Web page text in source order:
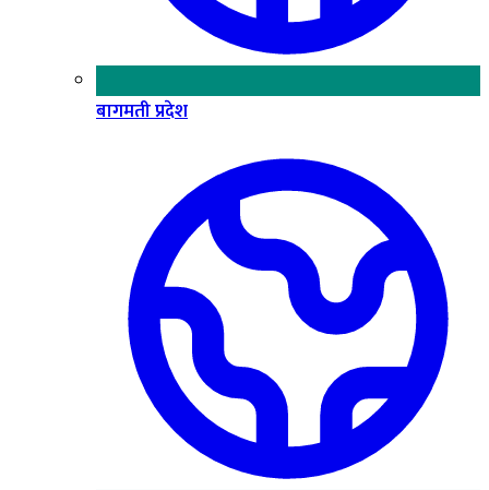
बागमती प्रदेश